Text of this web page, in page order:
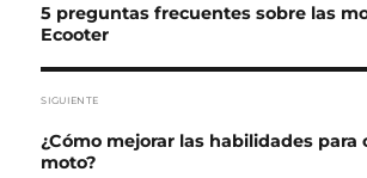
5 preguntas frecuentes sobre las
Ecooter
SIGUIENTE
¿Cómo mejorar las habilidades para
moto?